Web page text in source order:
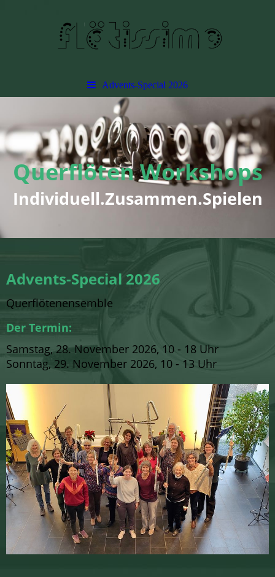
Advents-Special 2026
Querflöten Workshops
Individuell.Zusammen.Spielen
Advents-Special 2026
Querflötenensemble
Der Termin:
Samstag, 28. November 2026, 10 - 18 Uhr
Sonntag, 29. November 2026, 10 - 13 Uhr